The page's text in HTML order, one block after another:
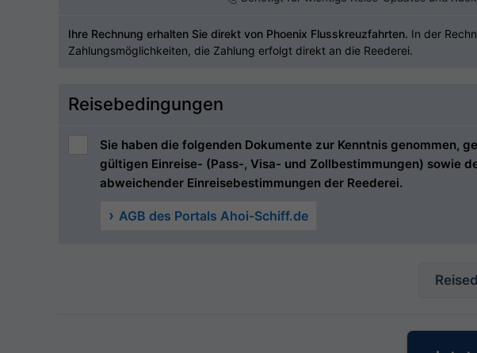
Ihre Rechnung erhalten Sie direkt von Phoenix Flusskreuzfahrten. In der
Zahlungsmöglichkeiten, die Zahlung erfolgt direkt an die Reederei.
Reisebedingungen
Sie haben die folgenden Dokumente zur Kenntnis genommen,
gültigen Einreise- (Pass-, Visa- und Zollbestimmungen) sowie
abweichender Einreisebestimmungen der Reederei.
AGB des Portals Ahoi-Schiff.de